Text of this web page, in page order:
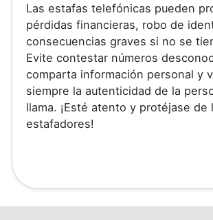
Las estafas telefónicas pueden
pérdidas financieras, robo de
consecuencias graves si no se
Evite contestar números
comparta información personal y
siempre la autenticidad de la
llama. ¡Esté atento y protéjase de
estafadores!